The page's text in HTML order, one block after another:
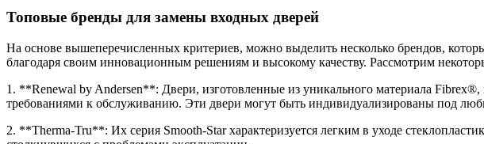
Топовые бренды для замены входных дверей
На основе вышеперечисленных критериев, можно выделить несколько брендов,
благодаря своим инновационным решениям и высокому качеству. Рассмотрим
1. **Renewal by Andersen**: Двери, изготовленные из уникального материала
требованиями к обслуживанию. Эти двери могут быть индивидуализированы под
2. **Therma-Tru**: Их серия Smooth-Star характеризуется легким в уходе